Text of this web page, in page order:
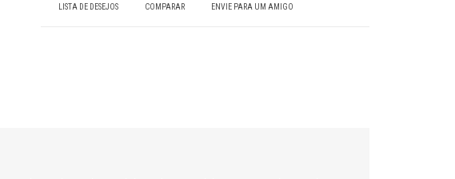
LISTA DE DESEJOS COMPARAR ENVIE PARA UM AMIGO